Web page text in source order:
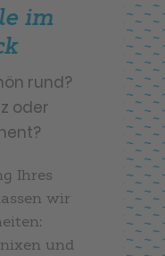
im
rund?
oder
Ihres
wir
und